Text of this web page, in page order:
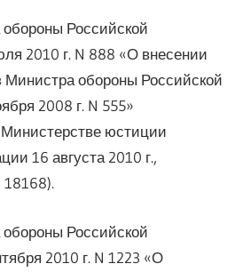
Российской
2010 г. N 888 «О внесении
Министра обороны Российской
2008 г. N 555»
Министерстве юстиции
16 августа 2010 г.,
18168).
Российской
2010 г. N 1223 «О